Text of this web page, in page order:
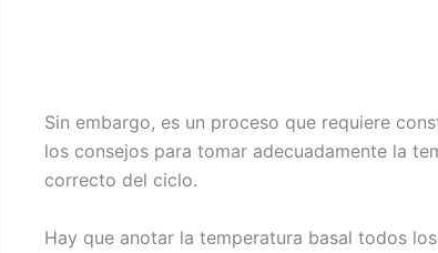
Sin embargo, es un proceso que requiere
los consejos para tomar adecuadamente la
correcto del ciclo.
Hay que anotar la temperatura basal todos